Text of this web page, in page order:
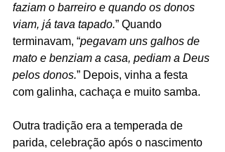
faziam o barreiro e quando os donos
viam, já tava tapado.” Quando
terminavam, “pegavam uns galhos de
mato e benziam a casa, pediam a Deus
pelos donos.” Depois, vinha a festa
com galinha, cachaça e muito samba.
Outra tradição era a temperada de
parida, celebração após o nascimento